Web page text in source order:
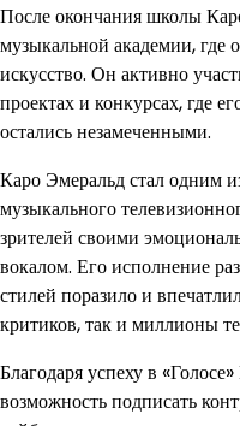
После окончания школы
музыкальной академии, где
искусство. Он активно
проектах и конкурсах, где
остались незамеченными.
Каро Эмеральд стал одним
музыкального
зрителей своими
вокалом. Его исполнение
стилей поразило и
критиков, так и миллионы
Благодаря успеху в
возможность подписать